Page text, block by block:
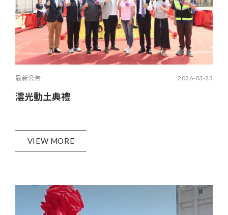
最新公告 2026-03-23
澐光動土典禮
VIEW MORE